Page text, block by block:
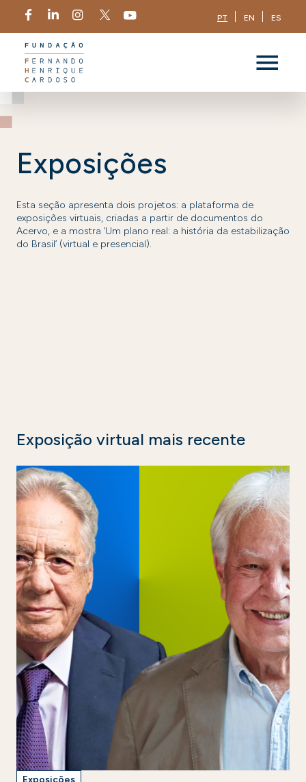
PT EN ES
Exposições
Esta seção apresenta dois projetos: a plataforma de
exposições virtuais, criadas a partir de documentos do
Acervo, e a mostra ‘Um plano real: a história da estabilização
do Brasil’ (virtual e presencial).
Exposição virtual mais recente
Exposições